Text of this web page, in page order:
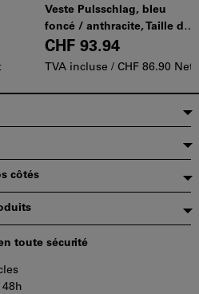
Veste Pulsschlag, bleu
foncé / anthracite, Taille de
confection DE: 44
CHF 93.94
TVA incluse / CHF 86.90 Net
côtés
toute sécurité